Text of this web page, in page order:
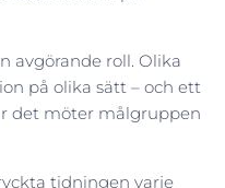
avgörande roll. Olika
på olika sätt – och ett
det möter målgruppen
tidningen varje